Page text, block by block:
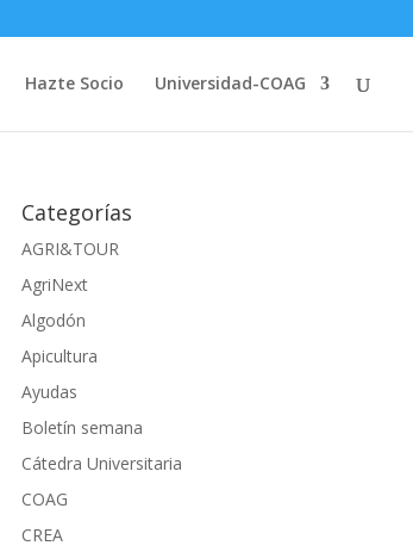
Hazte Socio Universidad-COAG
Categorías
AGRI&TOUR
AgriNext
Algodón
Apicultura
Ayudas
Boletín semana
Cátedra Universitaria
COAG
CREA